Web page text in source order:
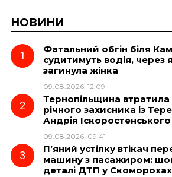
НОВИНИ
Фатальний обгін біля
судитимуть водія, через
загинула жінка
09.08.2026, 12:09
Тернопільщина втратила
річного захисника із
Андрія Іскоростенського
09.08.2026, 09:41
П’яний устілку втікач
машину з пасажиром:
деталі ДТП у Скоморохах